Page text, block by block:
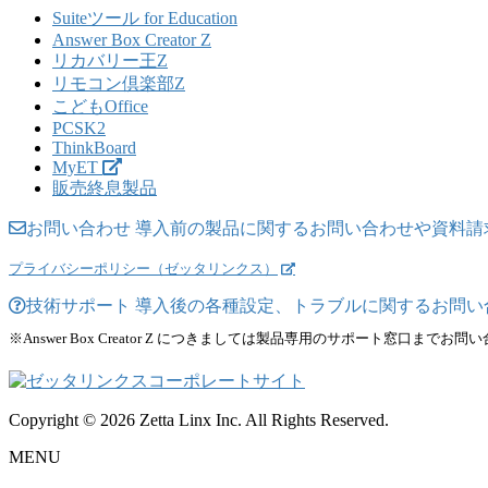
Suiteツール for Education
Answer Box Creator Z
リカバリー王Z
リモコン倶楽部Z
こどもOffice
PCSK2
ThinkBoard
MyET
販売終息製品
お問い合わせ 導入前の製品に関するお問い合わせや資料請
プライバシーポリシー（ゼッタリンクス）
技術サポート 導入後の各種設定、トラブルに関するお問い
※Answer Box Creator Z につきましては製品専用のサポート窓口までお問い
Copyright © 2026 Zetta Linx Inc. All Rights Reserved.
MENU